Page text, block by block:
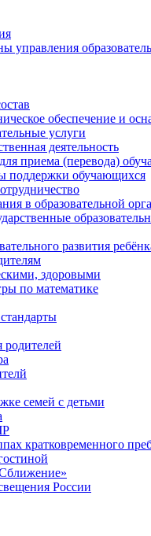
управления
обеспечение и
услуги
деятельность
приема (перевода)
поддержки обучающихся
в образовательной
развития
здоровыми
по математике
родителей
семей с детьми
кратковременного
России